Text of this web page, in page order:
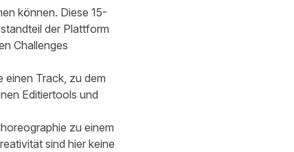
können. Diese 15-
der Plattform
Challenges
einen Track, zu dem
Editiertools und
zu einem
sind hier keine